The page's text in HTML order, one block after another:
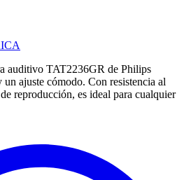
auditivo TAT2236GR de Philips
ajuste cómodo. Con resistencia al
reproducción, es ideal para cualquier